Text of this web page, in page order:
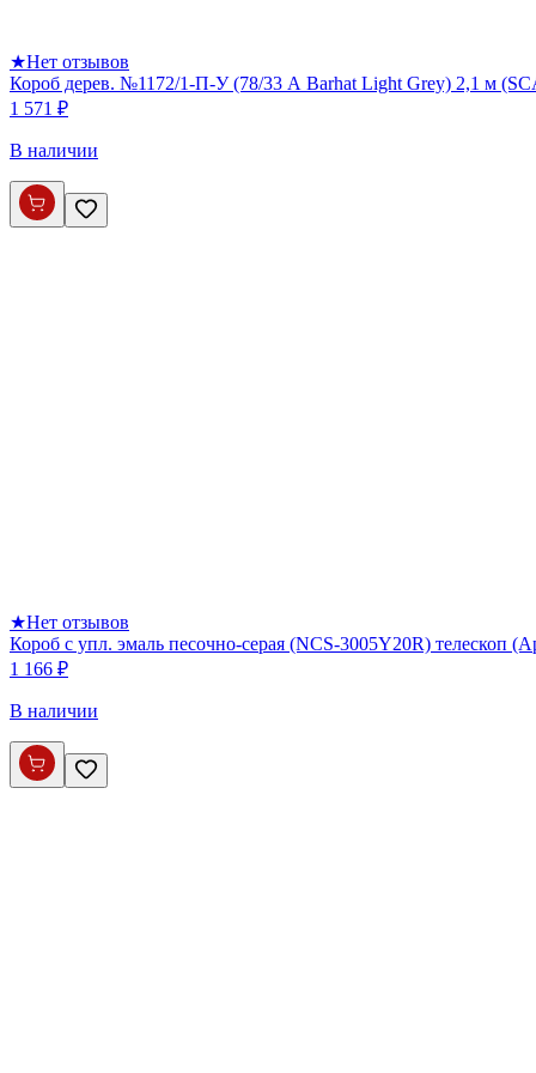
★Нет отзывов
Короб дерев. №1172/1-П-У (78/33 А Barhat Light Grey) 2,1 м
1 571 ₽
В наличии
★Нет отзывов
Короб с упл. эмаль песочно-серая (NCS-3005Y20R) телескоп
1 166 ₽
В наличии